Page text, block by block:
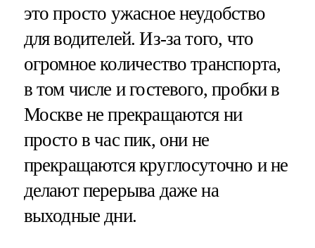
это просто ужасное неудобство
для водителей. Из-за того, что
огромное количество транспорта,
в том числе и гостевого, пробки в
Москве не прекращаются ни
просто в час пик, они не
прекращаются круглосуточно и не
делают перерыва даже на
выходные дни.